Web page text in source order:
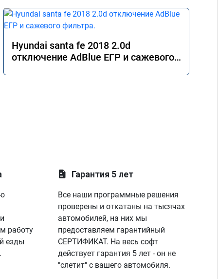
Hyundai santa fe 2018 2.0d
отключение AdBlue ЕГР и сажевого
работу
езды
Гарантия 5 лет
Все наши программные решения
проверены и откатаны на тысячах
автомобилей, на них мы
предоставляем гарантийный
СЕРТИФИКАТ. На весь софт
действует гарантия 5 лет - он не
"слетит" с вашего автомобиля.